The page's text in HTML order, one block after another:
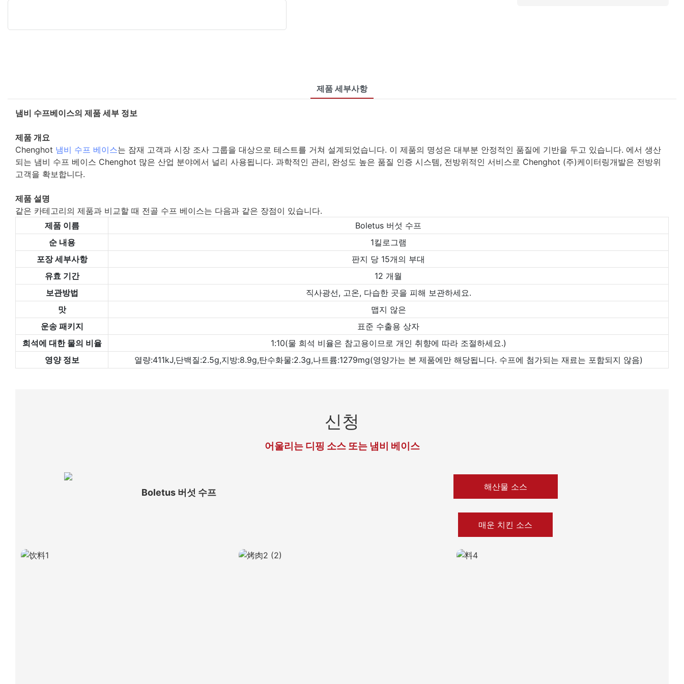
제품 세부사항
냄비 수프베이스의 제품 세부 정보
제품 개요
Chenghot 냄비 수프 베이스는 잠재 고객과 시장 조사 그룹을 대상으로 테스트를 거쳐 설계되었습니다. 이 제품의 명성은 대부분 안정적인 품질에 기반을 두고 있습니다. 에서 생산
되는 냄비 수프 베이스 Chenghot 많은 산업 분야에서 널리 사용됩니다. 과학적인 관리, 완성도 높은 품질 인증 시스템, 전방위적인 서비스로 Chenghot (주)케이터링개발은 전방위
고객을 확보합니다.
제품 설명
같은 카테고리의 제품과 비교할 때 전골 수프 베이스는 다음과 같은 장점이 있습니다.
제품 이름
Boletus 버섯 수프
순 내용
1킬로그램
포장 세부사항
판지 당 15개의 부대
유효 기간
12 개월
보관방법
직사광선, 고온, 다습한 곳을 피해 보관하세요.
맛
맵지 않은
운송 패키지
표준 수출용 상자
희석에 대한 물의 비율
1:10(물 희석 비율은 참고용이므로 개인 취향에 따라 조절하세요.)
영양 정보
열량:411kJ,단백질:2.5g,지방:8.9g,탄수화물:2.3g,나트륨:1279mg(영양가는 본 제품에만 해당됩니다. 수프에 첨가되는 재료는 포함되지 않음)
신청
어울리는 디핑 소스 또는 냄비 베이스
Boletus 버섯 수프
해산물 소스
매운 치킨 소스